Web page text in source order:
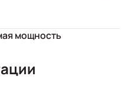
мощность